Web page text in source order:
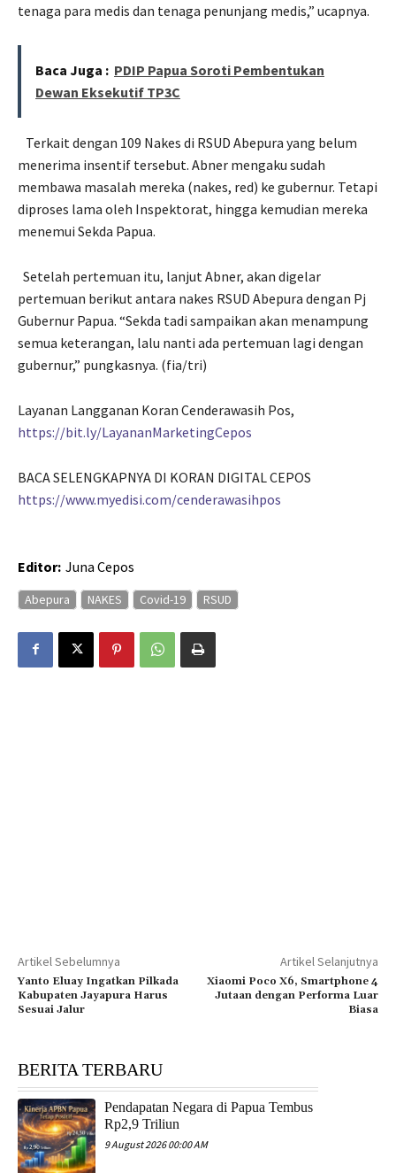
tenaga para medis dan tenaga penunjang medis,” ucapnya.
Baca Juga : PDIP Papua Soroti Pembentukan
Dewan Eksekutif TP3C
Terkait dengan 109 Nakes di RSUD Abepura yang belum
menerima insentif tersebut. Abner mengaku sudah
membawa masalah mereka (nakes, red) ke gubernur. Tetapi
diproses lama oleh Inspektorat, hingga kemudian mereka
menemui Sekda Papua.
Setelah pertemuan itu, lanjut Abner, akan digelar
pertemuan berikut antara nakes RSUD Abepura dengan Pj
Gubernur Papua. “Sekda tadi sampaikan akan menampung
semua keterangan, lalu nanti ada pertemuan lagi dengan
gubernur,” pungkasnya. (fia/tri)
Layanan Langganan Koran Cenderawasih Pos,
https://bit.ly/LayananMarketingCepos
BACA SELENGKAPNYA DI KORAN DIGITAL CEPOS
https://www.myedisi.com/cenderawasihpos
Editor: Juna Cepos
Abepura NAKES Covid-19 RSUD
Artikel Sebelumnya
Yanto Eluay Ingatkan Pilkada
Kabupaten Jayapura Harus
Sesuai Jalur
Artikel Selanjutnya
Xiaomi Poco X6, Smartphone 4
Jutaan dengan Performa Luar
Biasa
BERITA TERBARU
Pendapatan Negara di Papua Tembus
Rp2,9 Triliun
9 August 2026 00:00 AM